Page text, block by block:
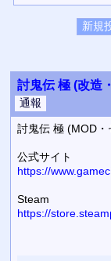
討鬼伝 極 (改造
討鬼伝 極 (MOD
公式サイト
https://
Steam
https://